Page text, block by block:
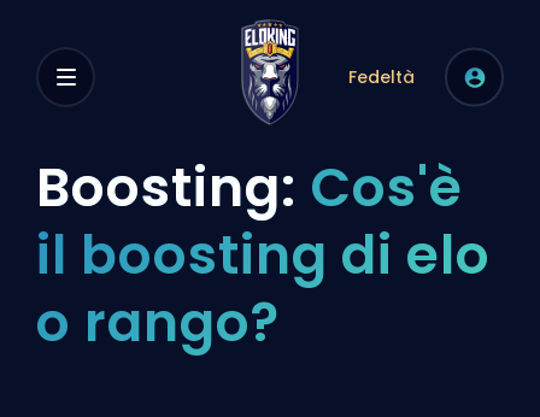
Fedeltà
Boosting: Cos'è
il boosting di elo
o rango?